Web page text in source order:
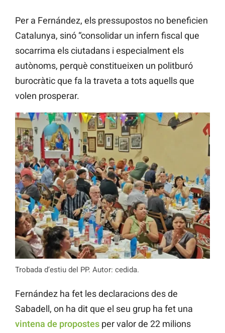
Per a Fernández, els pressupostos no beneficien
Catalunya, sinó “consolidar un infern fiscal que
socarrima els ciutadans i especialment els
autònoms, perquè constitueixen un politburó
burocràtic que fa la traveta a tots aquells que
volen prosperar.
Trobada d’estiu del PP. Autor: cedida.
Fernández ha fet les declaracions des de
Sabadell, on ha dit que el seu grup ha fet una
vintena de propostes per valor de 22 milions